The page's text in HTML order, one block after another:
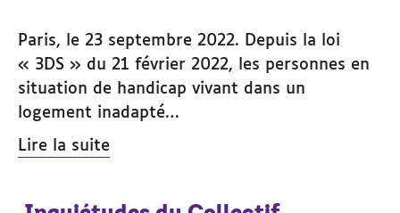
Paris, le 23 septembre 2022. Depuis la loi
« 3DS » du 21 février 2022, les personnes en
situation de handicap vivant dans un
logement inadapté…
Lire la suite